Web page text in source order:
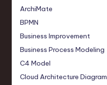
ArchiMate
BPMN
Business Improvement
Business Process Modeling
C4 Model
Cloud Architecture Diagram